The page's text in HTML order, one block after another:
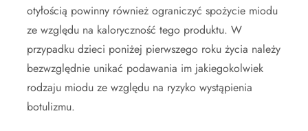
otyłością powinny również ograniczyć spożycie miodu
ze względu na kaloryczność tego produktu. W
przypadku dzieci poniżej pierwszego roku życia należy
bezwzględnie unikać podawania im jakiegokolwiek
rodzaju miodu ze względu na ryzyko wystąpienia
botulizmu.